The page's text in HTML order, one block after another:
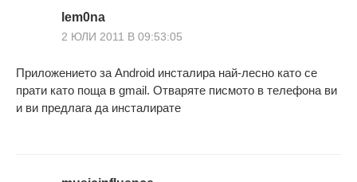
lem0na
2 ЮЛИ 2011 В 09:53:05
Приложението за Android инсталира най-лесно като се
прати като поща в gmail. Отваряте писмото в телефона ви
и ви предлага да инсталирате